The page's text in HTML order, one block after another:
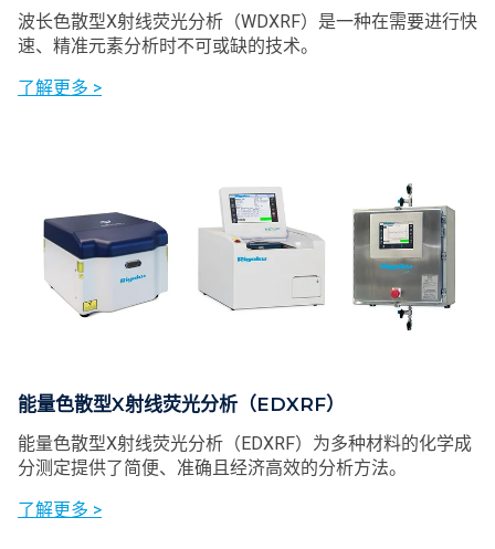
波长色散型X射线荧光分析（WDXRF）是一种在需要进行快
速、精准元素分析时不可或缺的技术。
了解更多 >
能量色散型X射线荧光分析（EDXRF）
能量色散型X射线荧光分析（EDXRF）为多种材料的化学成
分测定提供了简便、准确且经济高效的分析方法。
了解更多 >